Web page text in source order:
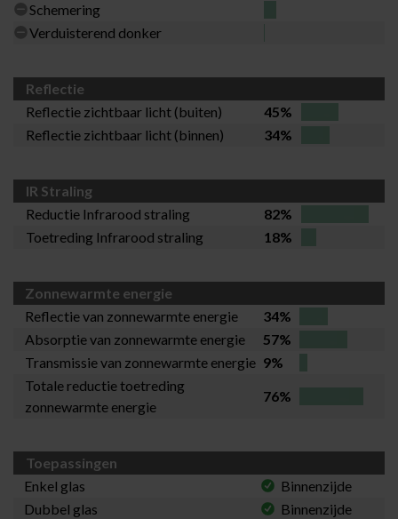
Schemering
Verduisterend donker
Reflectie
Reflectie zichtbaar licht (buiten)
45%
Reflectie zichtbaar licht (binnen)
34%
IR Straling
Reductie Infrarood straling
82%
Toetreding Infrarood straling
18%
Zonnewarmte energie
Reflectie van zonnewarmte energie
34%
Absorptie van zonnewarmte energie
57%
Transmissie van zonnewarmte energie 9%
Totale reductie toetreding
zonnewarmte energie
76%
Toepassingen
Enkel glas
Binnenzijde
Dubbel glas
Binnenzijde